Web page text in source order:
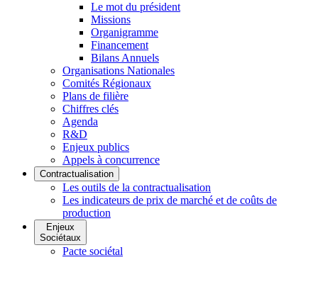
Le mot du président
Missions
Organigramme
Financement
Bilans Annuels
Organisations Nationales
Comités Régionaux
Plans de filière
Chiffres clés
Agenda
R&D
Enjeux publics
Appels à concurrence
Contractualisation
Les outils de la contractualisation
Les indicateurs de prix de marché et de coûts de
production
Enjeux
Sociétaux
Pacte sociétal